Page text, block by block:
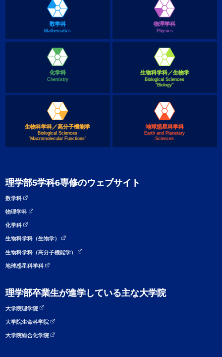
数学科
Mathematics
物理学科
Physics
化学科
Chemistry
生物科学科／生物学
Biological Sciences
"Biology"
生物科学科／高分子機能学
Biological Sciences
"Macromolecular Functions"
地球惑星科学科
Earth and Planetary
Sciences
理学部5学科6専修のウェブサイト
数学科
物理学科
化学科
生物科学科（生物学）
生物科学科（高分子機能学）
地球惑星科学科
理学部卒業生が進学している主な大学院
大学院理学院
大学院生命科学院
大学院総合化学院